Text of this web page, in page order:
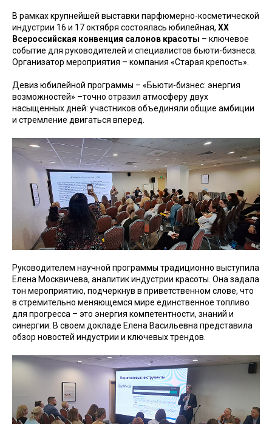
В рамках крупнейшей выставки парфюмерно-косметической
индустрии 16 и 17 октября состоялась юбилейная, XX
Всероссийская конвенция салонов красоты – ключевое
событие для руководителей и специалистов бьюти-бизнеса.
Организатор мероприятия – компания «Старая крепость».
Девиз юбилейной программы – «Бьюти-бизнес: энергия
возможностей» –точно отразил атмосферу двух
насыщенных дней: участников объединяли общие амбиции
и стремление двигаться вперед.
Руководителем научной программы традиционно выступила
Елена Москвичева, аналитик индустрии красоты. Она задала
тон мероприятию, подчеркнув в приветственном слове, что
в стремительно меняющемся мире единственное топливо
для прогресса – это энергия компетентности, знаний и
синергии. В своем докладе Елена Васильевна представила
обзор новостей индустрии и ключевых трендов.